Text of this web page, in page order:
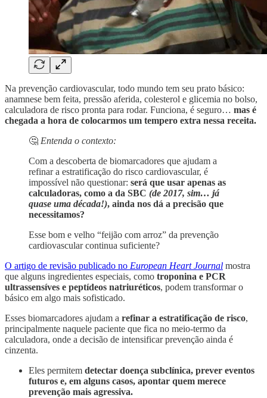
Na prevenção cardiovascular, todo mundo tem seu prato básico:
anamnese bem feita, pressão aferida, colesterol e glicemia no bolso,
calculadora de risco pronta para rodar. Funciona, é seguro… mas é
chegada a hora de colocarmos um tempero extra nessa receita.
🤔 Entenda o contexto:
Com a descoberta de biomarcadores que ajudam a
refinar a estratificação do risco cardiovascular, é
impossível não questionar: será que usar apenas as
calculadoras, como a da SBC (de 2017, sim… já
quase uma década!), ainda nos dá a precisão que
necessitamos?
Esse bom e velho “feijão com arroz” da prevenção
cardiovascular continua suficiente?
O artigo de revisão publicado no European Heart Journal mostra
que alguns ingredientes especiais, como troponina e PCR
ultrassensíves e peptídeos natriuréticos, podem transformar o
básico em algo mais sofisticado.
Esses biomarcadores ajudam a refinar a estratificação de risco,
principalmente naquele paciente que fica no meio-termo da
calculadora, onde a decisão de intensificar prevenção ainda é
cinzenta.
Eles permitem detectar doença subclínica, prever eventos
futuros e, em alguns casos, apontar quem merece
prevenção mais agressiva.